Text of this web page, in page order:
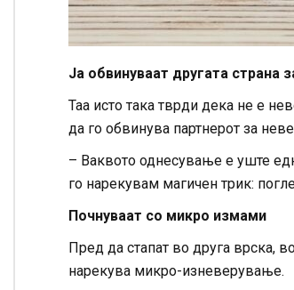
Ја обвинуваат другата страна
Таа исто така тврди дека не е
да го обвинува партнерот за
– Ваквото однесување е уште
го нарекувам магичен трик:
Почнуваат со микро измами
Пред да стапат во друга врска,
нарекува микро-изневерување.